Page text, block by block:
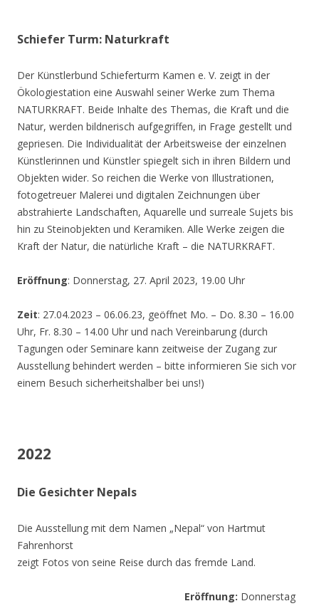
Schiefer Turm: Naturkraft
Der Künstlerbund Schieferturm Kamen e. V. zeigt in der
Ökologiestation eine Auswahl seiner Werke zum Thema
NATURKRAFT. Beide Inhalte des Themas, die Kraft und die
Natur, werden bildnerisch aufgegriffen, in Frage gestellt und
gepriesen. Die Individualität der Arbeitsweise der einzelnen
Künstlerinnen und Künstler spiegelt sich in ihren Bildern und
Objekten wider. So reichen die Werke von Illustrationen,
fotogetreuer Malerei und digitalen Zeichnungen über
abstrahierte Landschaften, Aquarelle und surreale Sujets bis
hin zu Steinobjekten und Keramiken. Alle Werke zeigen die
Kraft der Natur, die natürliche Kraft – die NATURKRAFT.
Eröffnung: Donnerstag, 27. April 2023, 19.00 Uhr
Zeit: 27.04.2023 – 06.06.23, geöffnet Mo. – Do. 8.30 – 16.00
Uhr, Fr. 8.30 – 14.00 Uhr und nach Vereinbarung (durch
Tagungen oder Seminare kann zeitweise der Zugang zur
Ausstellung behindert werden – bitte informieren Sie sich vor
einem Besuch sicherheitshalber bei uns!)
2022
Die Gesichter Nepals
Die Ausstellung mit dem Namen „Nepal“ von Hartmut
Fahrenhorst
zeigt Fotos von seine Reise durch das fremde Land.
Eröffnung: Donnerstag